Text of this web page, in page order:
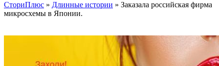
СториПлюс » Длинные истории » Заказала российская фирма
микросхемы в Японии.